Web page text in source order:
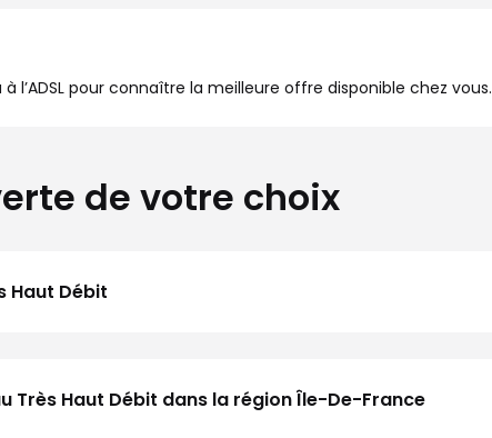
l’ADSL pour connaître la meilleure offre disponible chez vous.
de votre choix
Haut Débit
Haut Débit dans la région Île-De-France